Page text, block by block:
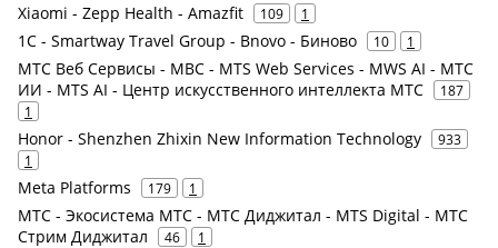
Xiaomi - Zepp Health - Amazfit 109 1
1С - Smartway Travel Group - Bnovo - Биново 10 1
МТС Веб Сервисы - МВС - MTS Web Services - MWS AI - МТС
ИИ - MTS AI - Центр искусственного интеллекта МТС
187
1
Honor - Shenzhen Zhixin New Information Technology
933
1
Meta Platforms 179 1
МТС - Экосистема МТС - МТС Диджитал - MTS Digital - МТС
Стрим Диджитал
46 1